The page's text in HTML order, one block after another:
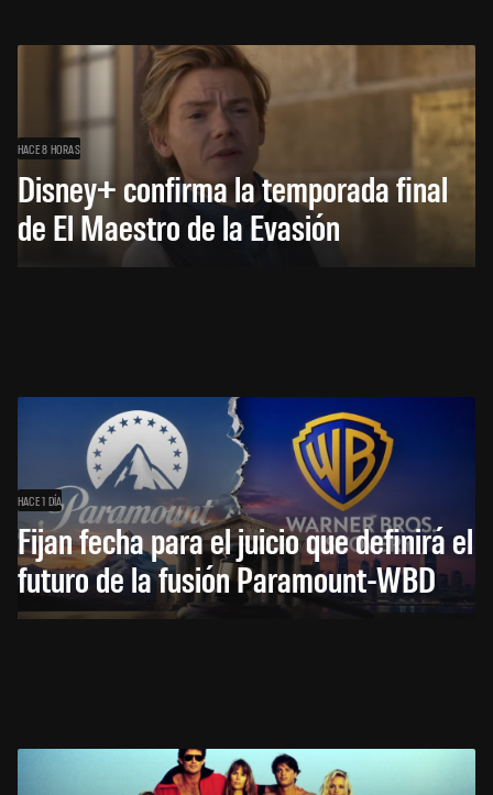
HACE 8 HORAS
Disney+ confirma la temporada final
de El Maestro de la Evasión
HACE 1 DÍA
Fijan fecha para el juicio que definirá el
futuro de la fusión Paramount-WBD